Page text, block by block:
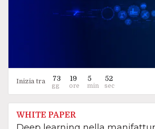
Inizia tra 73 19 5 51
WHITE PAPER